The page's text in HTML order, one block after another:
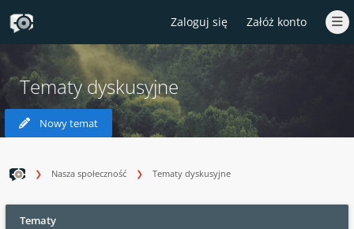
Zaloguj się Załóż konto
Tematy dyskusyjne
Nowy temat
Nasza społeczność Tematy dyskusyjne
Tematy